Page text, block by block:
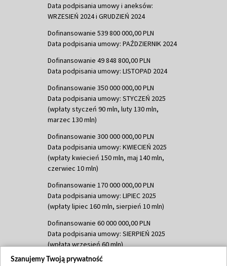
Data podpisania umowy i aneksów:
WRZESIEŃ 2024 i GRUDZIEŃ 2024
Dofinansowanie 539 800 000,00 PLN
Data podpisania umowy: PAŹDZIERNIK 2024
Dofinansowanie 49 848 800,00 PLN
Data podpisania umowy: LISTOPAD 2024
Dofinansowanie 350 000 000,00 PLN
Data podpisania umowy: STYCZEŃ 2025
(wpłaty styczeń 90 mln, luty 130 mln,
marzec 130 mln)
Dofinansowanie 300 000 000,00 PLN
Data podpisania umowy: KWIECIEŃ 2025
(wpłaty kwiecień 150 mln, maj 140 mln,
czerwiec 10 mln)
Dofinansowanie 170 000 000,00 PLN
Data podpisania umowy: LIPIEC 2025
(wpłaty lipiec 160 mln, sierpień 10 mln)
Dofinansowanie 60 000 000,00 PLN
Data podpisania umowy: SIERPIEŃ 2025
(wpłata wrzesień 60 mln)
Dofinansowanie 635 783 051,21 PLN
Szanujemy Twoją prywatność